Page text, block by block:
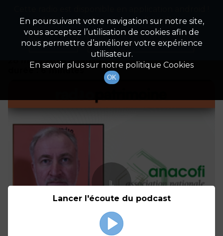
Détails De L'épisode
28 mars 2024
à 14h54
durée : 6 minutes
En poursuivant votre navigation sur notre site,
vous acceptez l’utilisation de cookies afin de
nous permettre d’améliorer votre expérience
utilisateur.
En savoir plus sur notre politique Cookies
OK
Appuyez ci-dessous pour l'installer.
Non merci Télécharger l'application
Lancer l'écoute du podcast